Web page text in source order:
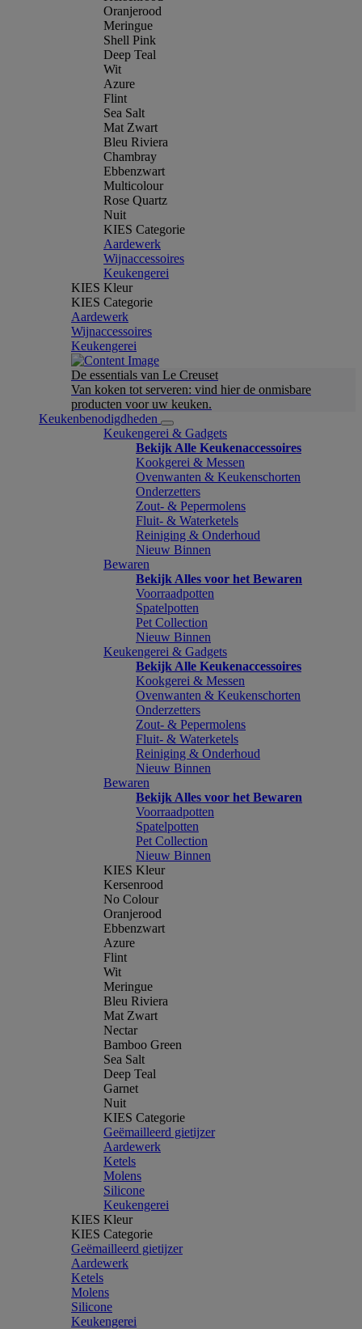
Oranjerood
Meringue
Shell Pink
Deep Teal
Wit
Azure
Flint
Sea Salt
Mat Zwart
Bleu Riviera
Chambray
Ebbenzwart
Multicolour
Rose Quartz
Nuit
KIES Categorie
Aardewerk
Wijnaccessoires
Keukengerei
KIES Kleur
KIES Categorie
Aardewerk
Wijnaccessoires
Keukengerei
De essentials van Le Creuset
Van koken tot serveren: vind hier de onmisbare
producten voor uw keuken.
Keukenbenodigdheden
Keukengerei & Gadgets
Bekijk Alle Keukenaccessoires
Kookgerei & Messen
Ovenwanten & Keukenschorten
Onderzetters
Zout- & Pepermolens
Fluit- & Waterketels
Reiniging & Onderhoud
Nieuw Binnen
Bewaren
Bekijk Alles voor het Bewaren
Voorraadpotten
Spatelpotten
Pet Collection
Nieuw Binnen
Keukengerei & Gadgets
Bekijk Alle Keukenaccessoires
Kookgerei & Messen
Ovenwanten & Keukenschorten
Onderzetters
Zout- & Pepermolens
Fluit- & Waterketels
Reiniging & Onderhoud
Nieuw Binnen
Bewaren
Bekijk Alles voor het Bewaren
Voorraadpotten
Spatelpotten
Pet Collection
Nieuw Binnen
KIES Kleur
Kersenrood
No Colour
Oranjerood
Ebbenzwart
Azure
Flint
Wit
Meringue
Bleu Riviera
Mat Zwart
Nectar
Bamboo Green
Sea Salt
Deep Teal
Garnet
Nuit
KIES Categorie
Geëmailleerd gietijzer
Aardewerk
Ketels
Molens
Silicone
Keukengerei
KIES Kleur
KIES Categorie
Geëmailleerd gietijzer
Aardewerk
Ketels
Molens
Silicone
Keukengerei